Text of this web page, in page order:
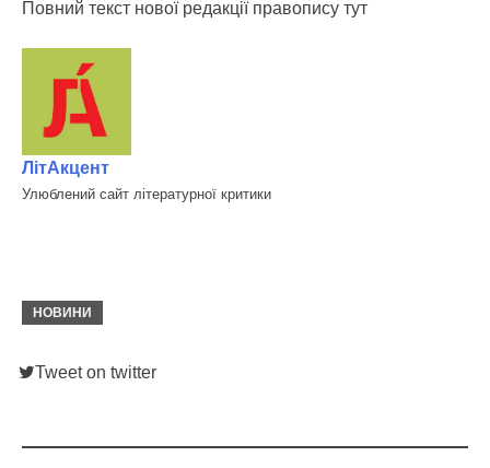
Повний текст нової редакції правопису тут
ЛітАкцент
Улюблений сайт літературної критики
НОВИНИ
Tweet on twitter